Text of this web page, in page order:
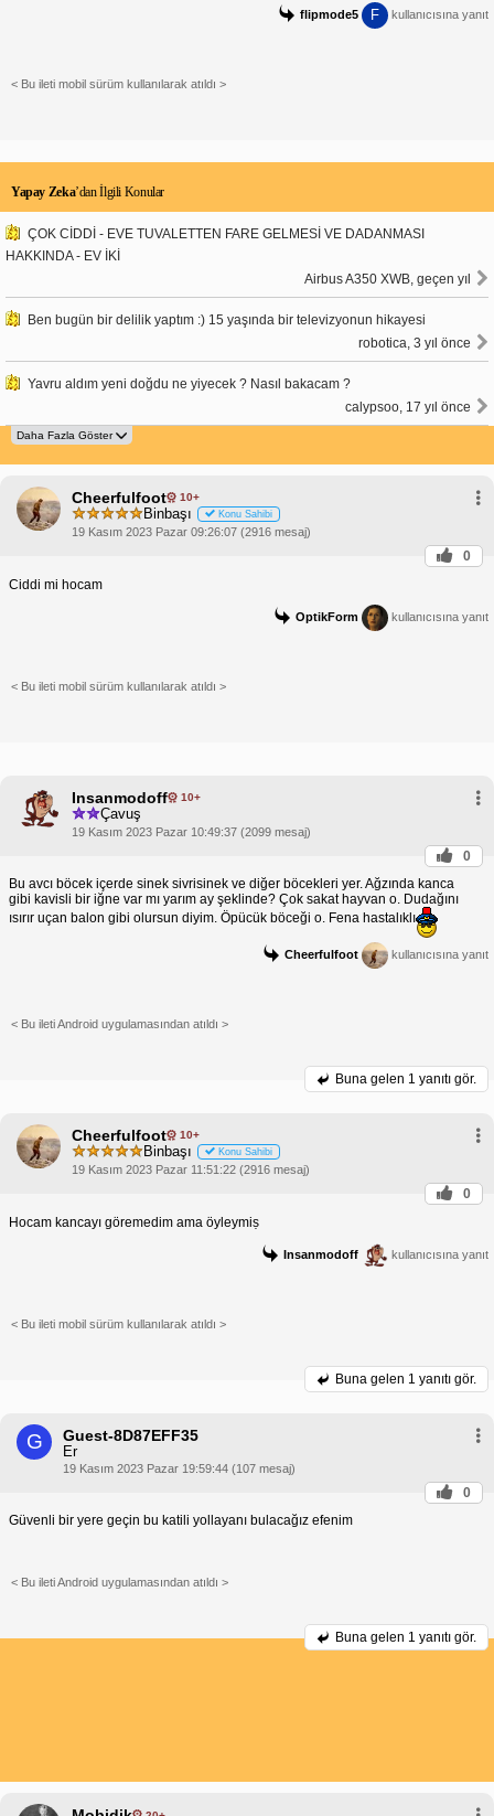
flipmode5 F kullanıcısına yanıt
< Bu ileti mobil sürüm kullanılarak atıldı >
Yapay Zeka’dan İlgili Konular
ÇOK CİDDİ - EVE TUVALETTEN FARE GELMESİ VE DADANMASI
HAKKINDA - EV İKİ
Airbus A350 XWB, geçen yıl
Ben bugün bir delilik yaptım :) 15 yaşında bir televizyonun hikayesi
robotica, 3 yıl önce
Yavru aldım yeni doğdu ne yiyecek ? Nasıl bakacam ?
calypsoo, 17 yıl önce
Cheerfulfoot 10+
Binbaşı Konu Sahibi
19 Kasım 2023 Pazar 09:26:07 (2916 mesaj)
0
Ciddi mi hocam
OptikForm kullanıcısına yanıt
< Bu ileti mobil sürüm kullanılarak atıldı >
Insanmodoff 10+
Çavuş
19 Kasım 2023 Pazar 10:49:37 (2099 mesaj)
0
Bu avcı böcek içerde sinek sivrisinek ve diğer böcekleri yer. Ağzında kanca
gibi kavisli bir iğne var mı yarım ay şeklinde? Çok sakat hayvan o. Dudağını
ısırır uçan balon gibi olursun diyim. Öpücük böceği o. Fena hastalıklı
Cheerfulfoot kullanıcısına yanıt
< Bu ileti Android uygulamasından atıldı >
Buna gelen 1 yanıtı gör.
Cheerfulfoot 10+
Binbaşı Konu Sahibi
19 Kasım 2023 Pazar 11:51:22 (2916 mesaj)
0
Hocam kancayı göremedim ama öyleymiṣ
Insanmodoff kullanıcısına yanıt
< Bu ileti mobil sürüm kullanılarak atıldı >
Buna gelen 1 yanıtı gör.
G Guest-8D87EFF35
Er
19 Kasım 2023 Pazar 19:59:44 (107 mesaj)
0
Güvenli bir yere geçin bu katili yollayanı bulacağız efenim
< Bu ileti Android uygulamasından atıldı >
Buna gelen 1 yanıtı gör.